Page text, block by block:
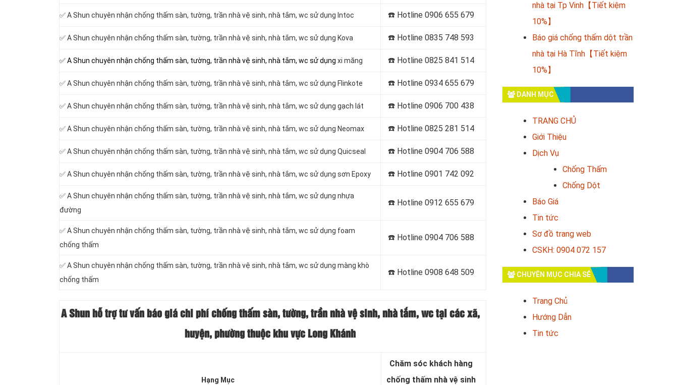
✅ A Shun chuyên nhận chống thấm sàn, tường, trần nhà vệ sinh, nhà tắm, wc sử dụng Intoc ☎️ Hotline 0906 655 679
✅ A Shun chuyên nhận chống thấm sàn, tường, trần nhà vệ sinh, nhà tắm, wc sử dụng Kova ☎️ Hotline 0835 748 593
✅ A Shun chuyên nhận chống thấm sàn, tường, trần nhà vệ sinh, nhà tắm, wc sử dụng xi măng ☎️ Hotline 0825 841 514
✅ A Shun chuyên nhận chống thấm sàn, tường, trần nhà vệ sinh, nhà tắm, wc sử dụng Flinkote ☎️ Hotline 0934 655 679
✅ A Shun chuyên nhận chống thấm sàn, tường, trần nhà vệ sinh, nhà tắm, wc sử dụng gạch lát ☎️ Hotline 0906 700 438
✅ A Shun chuyên nhận chống thấm sàn, tường, trần nhà vệ sinh, nhà tắm, wc sử dụng Neomax ☎️ Hotline 0825 281 514
✅ A Shun chuyên nhận chống thấm sàn, tường, trần nhà vệ sinh, nhà tắm, wc sử dụng Quicseal ☎️ Hotline 0904 706 588
✅ A Shun chuyên nhận chống thấm sàn, tường, trần nhà vệ sinh, nhà tắm, wc sử dụng sơn Epoxy ☎️ Hotline 0901 742 092
✅ A Shun chuyên nhận chống thấm sàn, tường, trần nhà vệ sinh, nhà tắm, wc sử dụng nhựa
đường
☎️ Hotline 0912 655 679
✅ A Shun chuyên nhận chống thấm sàn, tường, trần nhà vệ sinh, nhà tắm, wc sử dụng foam
chống thấm
☎️ Hotline 0904 706 588
✅ A Shun chuyên nhận chống thấm sàn, tường, trần nhà vệ sinh, nhà tắm, wc sử dụng màng khò
chống thấm
☎️ Hotline 0908 648 509
A Shun hỗ trợ tư vấn báo giá chi phí chống thấm sàn, tường, trần nhà vệ sinh, nhà tắm, wc tại các xã,
huyện, phường thuộc khu vực Long Khánh
Hạng Mục
Chăm sóc khách hàng
chống thấm nhà vệ sinh
nhà tại Tp Vinh【Tiết kiệm
10%】
Báo giá chống thấm dột trần
nhà tại Hà Tĩnh【Tiết kiệm
10%】
DANH MỤC
TRANG CHỦ
Giới Thiệu
Dịch Vụ
Chống Thấm
Chống Dột
Báo Giá
Tin tức
Sơ đồ trang web
CSKH: 0904 072 157
CHUYÊN MỤC CHIA SẺ
Trang Chủ
Hướng Dẫn
Tin tức